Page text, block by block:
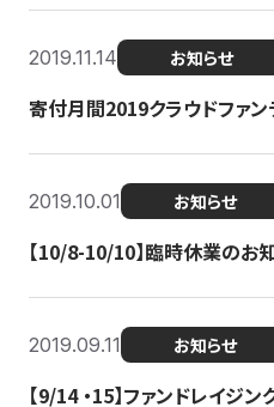
2019.11.14 お知らせ
寄付月間2019クラウドファ
2019.10.01 お知らせ
【10/8-10/10】臨時休業のお
2019.09.11 お知らせ
【9/14 ・15】ファンドレイジ